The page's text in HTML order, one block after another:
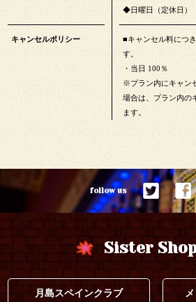
◆日曜日（定休日）
キャンセルポリシー
■キャンセル料につ
す。
・当日 100％
※プラン内にキャン
場合は、プラン内の
ます。
follow us
Sister
月島スペインクラブ